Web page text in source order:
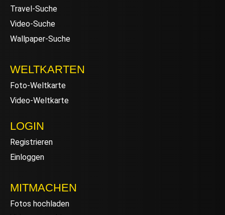
Travel-Suche
Video-Suche
Wallpaper-Suche
WELTKARTEN
Foto-Weltkarte
Video-Weltkarte
LOGIN
Registrieren
Einloggen
MITMACHEN
Fotos hochladen